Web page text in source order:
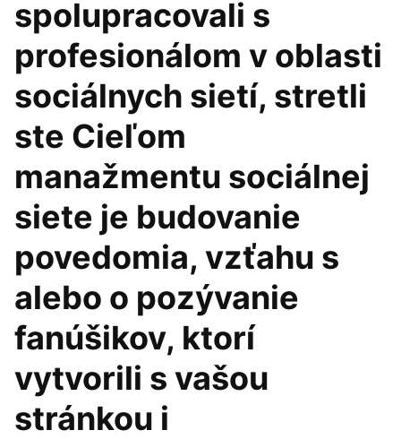
spolupracovali s
profesionálom v oblasti
sociálnych sietí, stretli
ste Cieľom
manažmentu sociálnej
siete je budovanie
povedomia, vzťahu s
alebo o pozývanie
fanúšikov, ktorí
vytvorili s vašou
stránkou i